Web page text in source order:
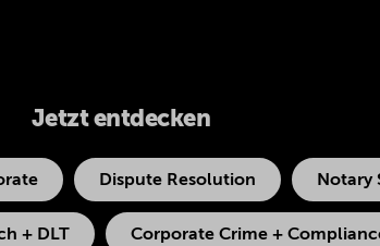
Jetzt entdecken
Dispute Resolution Notary
+ DLT Corporate Crime +